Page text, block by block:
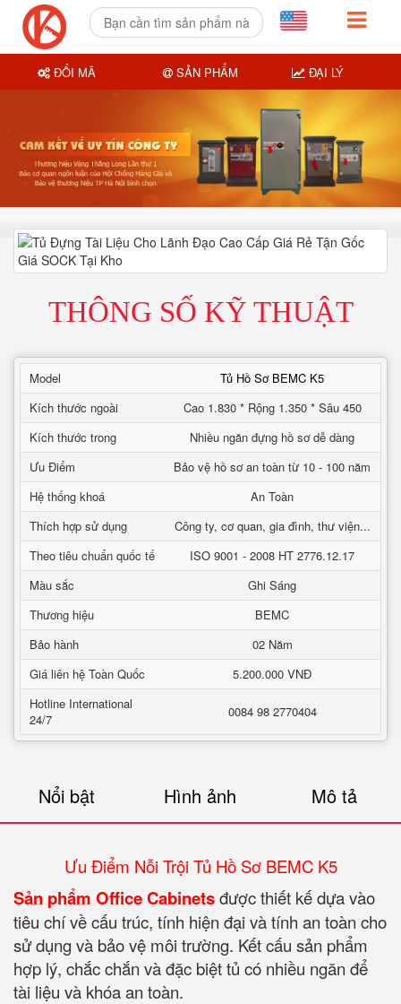
THÔNG SỐ KỸ THUẬT
Model
Tủ Hồ Sơ BEMC K5
Kích thước ngoài
Cao 1.830 * Rộng 1.350 * Sâu 450
Kích thước trong
Nhiều ngăn đựng hồ sơ dễ dàng
Ưu Điểm
Bảo vệ hồ sơ an toàn từ 10 - 100 năm
Hệ thống khoá
An Toàn
Thích hợp sử dụng
Công ty, cơ quan, gia đình, thư viện...
Theo tiêu chuẩn quốc tế
ISO 9001 - 2008 HT 2776.12.17
Màu sắc
Ghi Sáng
Thương hiệu
BEMC
Bảo hành
02 Năm
Giá liên hệ Toàn Quốc
5.200.000 VNĐ
Hotline International
24/7
0084 98 2770404
Nổi bật Hình ảnh Mô tả
Ưu Điểm Nỗi Trội Tủ Hồ Sơ BEMC K5
Sản phẩm Office Cabinetsđược thiết kế dựa vào
tiêu chí về cấu trúc, tính hiện đại và tính an toàn cho
sử dụng và bảo vệ môi trường. Kết cấu sản phẩm
hợp lý, chắc chắn và đặc biệt tủ có nhiều ngăn để
tài liệu và khóa an toàn.
ĐỔI MÃ SẢN PHẨM ĐẠI LÝ